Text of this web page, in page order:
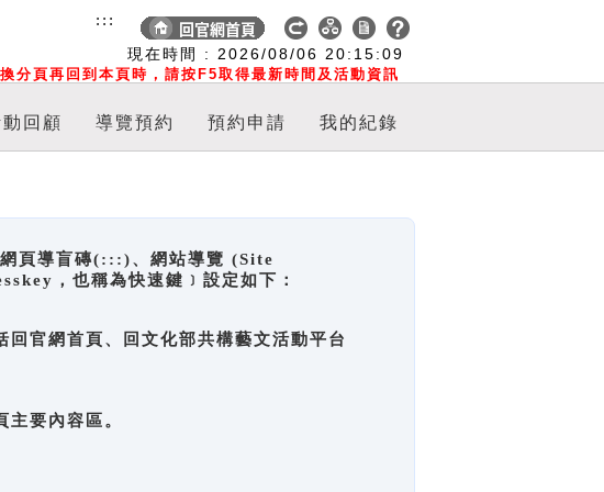
現在時間 : 2026/08/06 20:15:09
分頁再回到本頁時，請按F5取得最新時間及活動資訊
:::
回顧 導覽預約 預約申請 我的紀錄
網頁導盲磚(:::)、網站導覽 (Site
，也稱為快速鍵﹞設定如下：
網首頁、回文化部共構藝文活動平台
要內容區。